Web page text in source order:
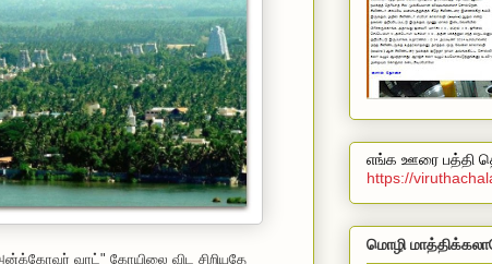
வாட்" கோயிலை விட சிறியதே
எங்க ஊரை பத்தி
https://
மொழி